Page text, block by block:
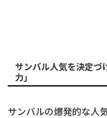
サンバル人気を決定づ
力」
サンバルの爆発的な人